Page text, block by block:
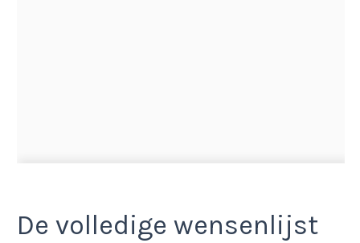
De volledige wensenlijst